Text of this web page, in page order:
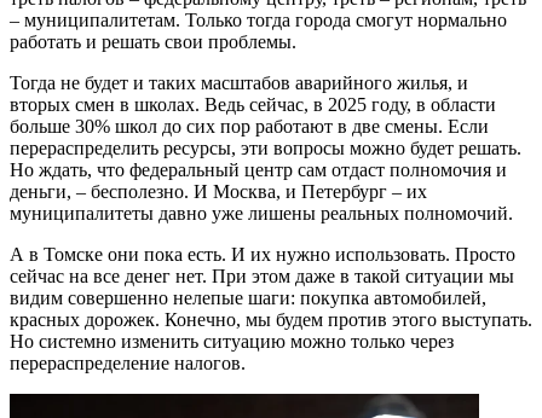
– муниципалитетам. Только тогда города смогут нормально
работать и решать свои проблемы.
Тогда не будет и таких масштабов аварийного жилья, и
вторых смен в школах. Ведь сейчас, в 2025 году, в области
больше 30% школ до сих пор работают в две смены. Если
перераспределить ресурсы, эти вопросы можно будет решать.
Но ждать, что федеральный центр сам отдаст полномочия и
деньги, – бесполезно. И Москва, и Петербург – их
муниципалитеты давно уже лишены реальных полномочий.
А в Томске они пока есть. И их нужно использовать. Просто
сейчас на все денег нет. При этом даже в такой ситуации мы
видим совершенно нелепые шаги: покупка автомобилей,
красных дорожек. Конечно, мы будем против этого выступать.
Но системно изменить ситуацию можно только через
перераспределение налогов.